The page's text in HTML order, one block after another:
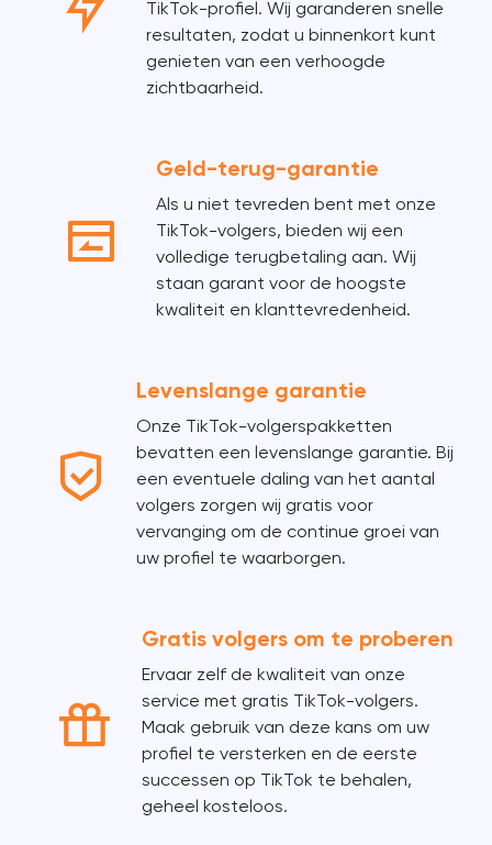
TikTok-profiel. Wij garanderen snelle
resultaten, zodat u binnenkort kunt
genieten van een verhoogde
zichtbaarheid.
Geld-terug-garantie
Als u niet tevreden bent met onze
TikTok-volgers, bieden wij een
volledige terugbetaling aan. Wij
staan garant voor de hoogste
kwaliteit en klanttevredenheid.
Levenslange garantie
Onze TikTok-volgerspakketten
bevatten een levenslange garantie. Bij
een eventuele daling van het aantal
volgers zorgen wij gratis voor
vervanging om de continue groei van
uw profiel te waarborgen.
Gratis volgers om te proberen
Ervaar zelf de kwaliteit van onze
service met gratis TikTok-volgers.
Maak gebruik van deze kans om uw
profiel te versterken en de eerste
successen op TikTok te behalen,
geheel kosteloos.